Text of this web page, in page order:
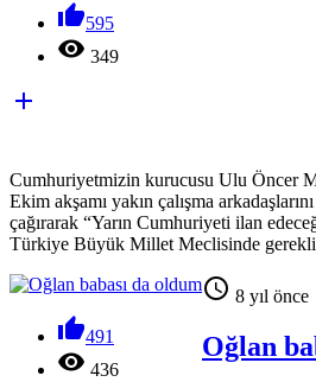
595
 349

Cumhuriyetmizin kurucusu Ulu Öncer
Ekim akşamı yakın çalışma
çağırarak “Yarın Cumhuriyeti ilan
Türkiye Büyük Millet Meclisinde gerekli
491
 436
 8 yıl önce
Oğlan